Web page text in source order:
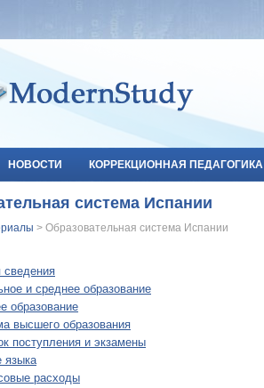
НОВОСТИ КОРРЕКЦИОННАЯ ПЕДАГОГИКА
система Испании
> Образовательная система Испании
и среднее образование
образование
высшего образования
поступления и экзамены
языка
расходы